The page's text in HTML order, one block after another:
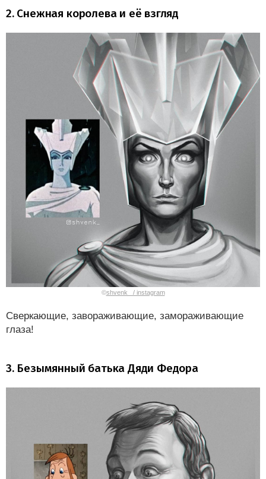
2. Снежная королева и её взгляд
©shvenk_ / instagram
Сверкающие, завораживающие, замораживающие
глаза!
3. Безымянный батька Дяди Федора